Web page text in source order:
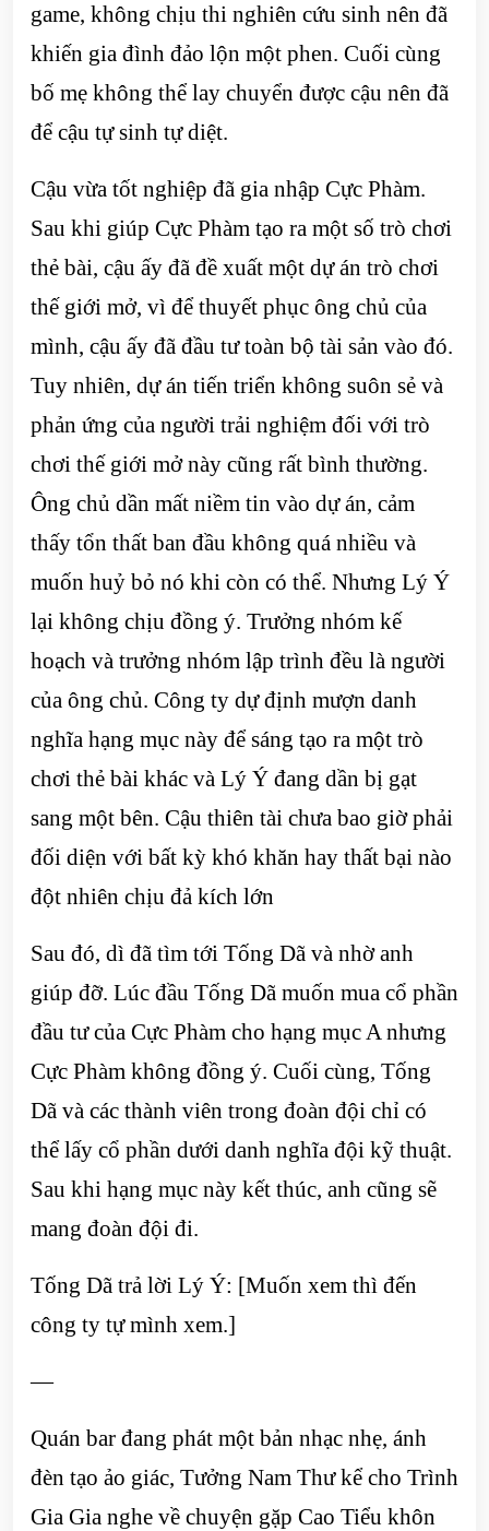
game, không chịu thi nghiên cứu sinh nên đã
khiến gia đình đảo lộn một phen. Cuối cùng
bố mẹ không thể lay chuyển được cậu nên đã
để cậu tự sinh tự diệt.
Cậu vừa tốt nghiệp đã gia nhập Cực Phàm.
Sau khi giúp Cực Phàm tạo ra một số trò chơi
thẻ bài, cậu ấy đã đề xuất một dự án trò chơi
thế giới mở, vì để thuyết phục ông chủ của
mình, cậu ấy đã đầu tư toàn bộ tài sản vào đó.
Tuy nhiên, dự án tiến triển không suôn sẻ và
phản ứng của người trải nghiệm đối với trò
chơi thế giới mở này cũng rất bình thường.
Ông chủ dần mất niềm tin vào dự án, cảm
thấy tổn thất ban đầu không quá nhiều và
muốn huỷ bỏ nó khi còn có thể. Nhưng Lý Ý
lại không chịu đồng ý. Trưởng nhóm kế
hoạch và trưởng nhóm lập trình đều là người
của ông chủ. Công ty dự định mượn danh
nghĩa hạng mục này để sáng tạo ra một trò
chơi thẻ bài khác và Lý Ý đang dần bị gạt
sang một bên. Cậu thiên tài chưa bao giờ phải
đối diện với bất kỳ khó khăn hay thất bại nào
đột nhiên chịu đả kích lớn
Sau đó, dì đã tìm tới Tống Dã và nhờ anh
giúp đỡ. Lúc đầu Tống Dã muốn mua cổ phần
đầu tư của Cực Phàm cho hạng mục A nhưng
Cực Phàm không đồng ý. Cuối cùng, Tống
Dã và các thành viên trong đoàn đội chỉ có
thể lấy cổ phần dưới danh nghĩa đội kỹ thuật.
Sau khi hạng mục này kết thúc, anh cũng sẽ
mang đoàn đội đi.
Tống Dã trả lời Lý Ý: [Muốn xem thì đến
công ty tự mình xem.]
—
Quán bar đang phát một bản nhạc nhẹ, ánh
đèn tạo ảo giác, Tưởng Nam Thư kể cho Trình
Gia Gia nghe về chuyện gặp Cao Tiểu khôn